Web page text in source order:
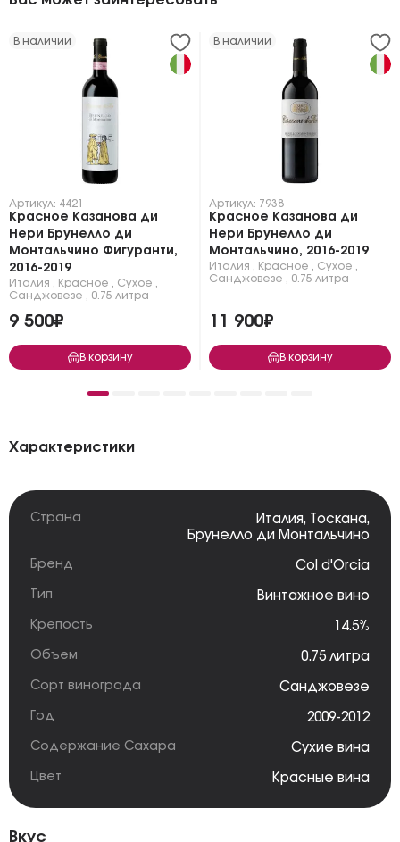
В наличии
Артикул: 4421
Красное Казанова ди
Нери Брунелло ди
Монтальчино Фигуранти,
2016-2019
Италия Красное Сухое
Санджовезе
0.75 литра
9 500₽
В корзину
В наличии
Артикул: 7938
Красное Казанова ди
Нери Брунелло ди
Монтальчино, 2016-2019
Италия Красное Сухое
Санджовезе
0.75 литра
11 900₽
В корзину
Характеристики
Страна Италия, Тоскана,
Брунелло ди Монтальчино
Бренд Col d'Orcia
Тип Винтажное вино
Крепость 14.5%
Объем 0.75 литра
Сорт винограда Санджовезе
Год 2009-2012
Содержание Сахара Сухие вина
Цвет Красные вина
Вкус